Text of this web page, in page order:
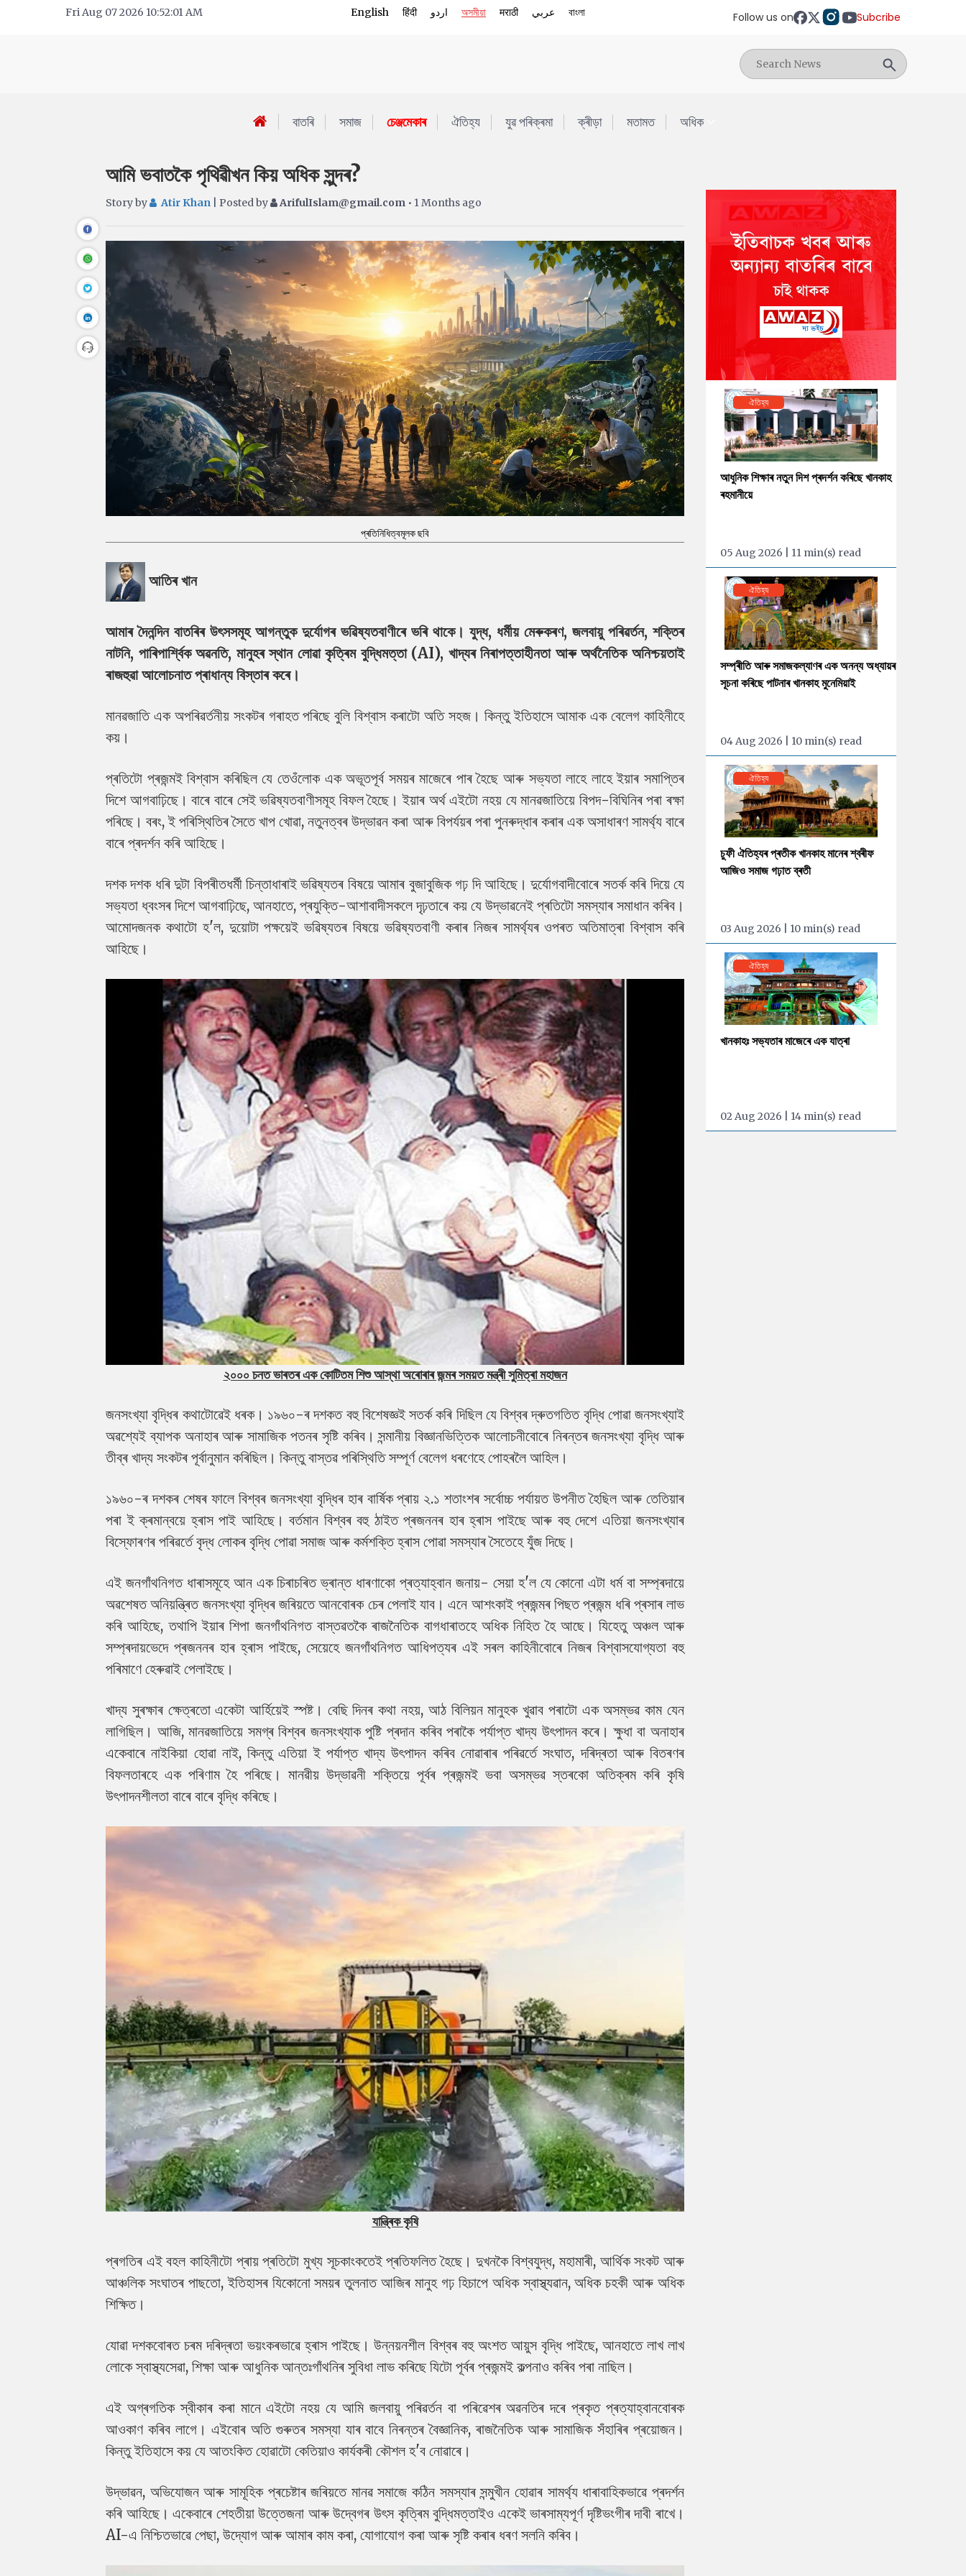
Fri Aug 07 2026 10:52:01 AM English हिंदी اردو অসমীয়া मराठी عربي বাংলা Follow us on Subcribe
বাতৰি সমাজ চেঞ্জমেকাৰ ঐতিহ্য যুৱ পৰিক্ৰমা ক্ৰীড়া মতামত অধিক
আমি ভবাতকৈ পৃথিৱীখন কিয় অধিক সুন্দৰ?
Story by Atir Khan | Posted by ArifulIslam@gmail.com • 1 Months ago
প্ৰতিনিধিত্বমূলক ছবি
আতিৰ খান
আমাৰ দৈনন্দিন বাতৰিৰ উৎসসমূহ আগন্তুক দুৰ্যোগৰ ভৱিষ্যতবাণীৰে ভৰি থাকে। যুদ্ধ, ধৰ্মীয় মেৰুকৰণ, জলবায়ু পৰিৱৰ্তন, শক্তিৰ
নাটনি, পাৰিপাৰ্শ্বিক অৱনতি, মানুহৰ স্থান লোৱা কৃত্ৰিম বুদ্ধিমত্তা (AI), খাদ্যৰ নিৰাপত্তাহীনতা আৰু অৰ্থনৈতিক অনিশ্চয়তাই
ৰাজহুৱা আলোচনাত প্ৰাধান্য বিস্তাৰ কৰে।
মানৱজাতি এক অপৰিৱৰ্তনীয় সংকটৰ গৰাহত পৰিছে বুলি বিশ্বাস কৰাটো অতি সহজ। কিন্তু ইতিহাসে আমাক এক বেলেগ কাহিনীহে
কয়।
প্ৰতিটো প্ৰজন্মই বিশ্বাস কৰিছিল যে তেওঁলোক এক অভূতপূৰ্ব সময়ৰ মাজেৰে পাৰ হৈছে আৰু সভ্যতা লাহে লাহে ইয়াৰ সমাপ্তিৰ
দিশে আগবাঢ়িছে। বাৰে বাৰে সেই ভৱিষ্যতবাণীসমূহ বিফল হৈছে। ইয়াৰ অৰ্থ এইটো নহয় যে মানৱজাতিয়ে বিপদ-বিঘিনিৰ পৰা ৰক্ষা
পৰিছে। বৰং, ই পৰিস্থিতিৰ সৈতে খাপ খোৱা, নতুনত্বৰ উদ্ভাৱন কৰা আৰু বিপৰ্যয়ৰ পৰা পুনৰুদ্ধাৰ কৰাৰ এক অসাধাৰণ সামৰ্থ্য বাৰে
বাৰে প্ৰদৰ্শন কৰি আহিছে।
দশক দশক ধৰি দুটা বিপৰীতধৰ্মী চিন্তাধাৰাই ভৱিষ্যতৰ বিষয়ে আমাৰ বুজাবুজিক গঢ় দি আহিছে। দুৰ্যোগবাদীবোৰে সতৰ্ক কৰি দিয়ে যে
সভ্যতা ধ্বংসৰ দিশে আগবাঢ়িছে, আনহাতে, প্ৰযুক্তি-আশাবাদীসকলে দৃঢ়তাৰে কয় যে উদ্ভাৱনেই প্ৰতিটো সমস্যাৰ সমাধান কৰিব।
আমোদজনক কথাটো হ'ল, দুয়োটা পক্ষয়েই ভৱিষ্যতৰ বিষয়ে ভৱিষ্যতবাণী কৰাৰ নিজৰ সামৰ্থ্যৰ ওপৰত অতিমাত্ৰা বিশ্বাস কৰি
আহিছে।
২০০০ চনত ভাৰতৰ এক কোটিতম শিশু আস্থা অৰোৰাৰ জন্মৰ সময়ত মন্ত্ৰী সুমিত্ৰা মহাজন
জনসংখ্যা বৃদ্ধিৰ কথাটোৱেই ধৰক। ১৯৬০-ৰ দশকত বহু বিশেষজ্ঞই সতৰ্ক কৰি দিছিল যে বিশ্বৰ দ্ৰুতগতিত বৃদ্ধি পোৱা জনসংখ্যাই
অৱশ্যেই ব্যাপক অনাহাৰ আৰু সামাজিক পতনৰ সৃষ্টি কৰিব। সন্মানীয় বিজ্ঞানভিত্তিক আলোচনীবোৰে নিৰন্তৰ জনসংখ্যা বৃদ্ধি আৰু
তীব্ৰ খাদ্য সংকটৰ পূৰ্বানুমান কৰিছিল। কিন্তু বাস্তৱ পৰিস্থিতি সম্পূৰ্ণ বেলেগ ধৰণেহে পোহৰলৈ আহিল।
১৯৬০-ৰ দশকৰ শেষৰ ফালে বিশ্বৰ জনসংখ্যা বৃদ্ধিৰ হাৰ বাৰ্ষিক প্ৰায় ২.১ শতাংশৰ সৰ্বোচ্চ পৰ্যায়ত উপনীত হৈছিল আৰু তেতিয়াৰ
পৰা ই ক্ৰমান্বয়ে হ্ৰাস পাই আহিছে। বৰ্তমান বিশ্বৰ বহু ঠাইত প্ৰজননৰ হাৰ হ্ৰাস পাইছে আৰু বহু দেশে এতিয়া জনসংখ্যাৰ
বিস্ফোৰণৰ পৰিৱৰ্তে বৃদ্ধ লোকৰ বৃদ্ধি পোৱা সমাজ আৰু কৰ্মশক্তি হ্ৰাস পোৱা সমস্যাৰ সৈতেহে যুঁজ দিছে।
এই জনগাঁথনিগত ধাৰাসমূহে আন এক চিৰাচৰিত ভ্ৰান্ত ধাৰণাকো প্ৰত্যাহ্বান জনায়- সেয়া হ'ল যে কোনো এটা ধৰ্ম বা সম্প্ৰদায়ে
অৱশেষত অনিয়ন্ত্ৰিত জনসংখ্যা বৃদ্ধিৰ জৰিয়তে আনবোৰক চেৰ পেলাই যাব। এনে আশংকাই প্ৰজন্মৰ পিছত প্ৰজন্ম ধৰি প্ৰসাৰ লাভ
কৰি আহিছে, তথাপি ইয়াৰ শিপা জনগাঁথনিগত বাস্তৱতকৈ ৰাজনৈতিক বাগধাৰাতহে অধিক নিহিত হৈ আছে। যিহেতু অঞ্চল আৰু
সম্প্ৰদায়ভেদে প্ৰজননৰ হাৰ হ্ৰাস পাইছে, সেয়েহে জনগাঁথনিগত আধিপত্যৰ এই সৰল কাহিনীবোৰে নিজৰ বিশ্বাসযোগ্যতা বহু
পৰিমাণে হেৰুৱাই পেলাইছে।
খাদ্য সুৰক্ষাৰ ক্ষেত্ৰতো একেটা আৰ্হিয়েই স্পষ্ট। বেছি দিনৰ কথা নহয়, আঠ বিলিয়ন মানুহক খুৱাব পৰাটো এক অসম্ভৱ কাম যেন
লাগিছিল। আজি, মানৱজাতিয়ে সমগ্ৰ বিশ্বৰ জনসংখ্যাক পুষ্টি প্ৰদান কৰিব পৰাকৈ পৰ্যাপ্ত খাদ্য উৎপাদন কৰে। ক্ষুধা বা অনাহাৰ
একেবাৰে নাইকিয়া হোৱা নাই, কিন্তু এতিয়া ই পৰ্যাপ্ত খাদ্য উৎপাদন কৰিব নোৱাৰাৰ পৰিৱৰ্তে সংঘাত, দৰিদ্ৰতা আৰু বিতৰণৰ
বিফলতাৰহে এক পৰিণাম হৈ পৰিছে। মানৱীয় উদ্ভাৱনী শক্তিয়ে পূৰ্বৰ প্ৰজন্মই ভবা অসম্ভৱ স্তৰকো অতিক্ৰম কৰি কৃষি
উৎপাদনশীলতা বাৰে বাৰে বৃদ্ধি কৰিছে।
যান্ত্ৰিক কৃষি
প্ৰগতিৰ এই বহল কাহিনীটো প্ৰায় প্ৰতিটো মুখ্য সূচকাংকতেই প্ৰতিফলিত হৈছে। দুখনকৈ বিশ্বযুদ্ধ, মহামাৰী, আৰ্থিক সংকট আৰু
আঞ্চলিক সংঘাতৰ পাছতো, ইতিহাসৰ যিকোনো সময়ৰ তুলনাত আজিৰ মানুহ গঢ় হিচাপে অধিক স্বাস্থ্যৱান, অধিক চহকী আৰু অধিক
শিক্ষিত।
যোৱা দশকবোৰত চৰম দৰিদ্ৰতা ভয়ংকৰভাৱে হ্ৰাস পাইছে। উন্নয়নশীল বিশ্বৰ বহু অংশত আয়ুস বৃদ্ধি পাইছে, আনহাতে লাখ লাখ
লোকে স্বাস্থ্যসেৱা, শিক্ষা আৰু আধুনিক আন্তঃগাঁথনিৰ সুবিধা লাভ কৰিছে যিটো পূৰ্বৰ প্ৰজন্মই কল্পনাও কৰিব পৰা নাছিল।
এই অগ্ৰগতিক স্বীকাৰ কৰা মানে এইটো নহয় যে আমি জলবায়ু পৰিৱৰ্তন বা পৰিৱেশৰ অৱনতিৰ দৰে প্ৰকৃত প্ৰত্যাহ্বানবোৰক
আওকাণ কৰিব লাগে। এইবোৰ অতি গুৰুতৰ সমস্যা যাৰ বাবে নিৰন্তৰ বৈজ্ঞানিক, ৰাজনৈতিক আৰু সামাজিক সঁহাৰিৰ প্ৰয়োজন।
কিন্তু ইতিহাসে কয় যে আতংকিত হোৱাটো কেতিয়াও কাৰ্যকৰী কৌশল হ'ব নোৱাৰে।
উদ্ভাৱন, অভিযোজন আৰু সামূহিক প্ৰচেষ্টাৰ জৰিয়তে মানৱ সমাজে কঠিন সমস্যাৰ সন্মুখীন হোৱাৰ সামৰ্থ্য ধাৰাবাহিকভাৱে প্ৰদৰ্শন
কৰি আহিছে। একেবাৰে শেহতীয়া উত্তেজনা আৰু উদ্বেগৰ উৎস কৃত্ৰিম বুদ্ধিমত্তাইও একেই ভাৰসাম্যপূৰ্ণ দৃষ্টিভংগীৰ দাবী ৰাখে।
AI-এ নিশ্চিতভাৱে পেছা, উদ্যোগ আৰু আমাৰ কাম কৰা, যোগাযোগ কৰা আৰু সৃষ্টি কৰাৰ ধৰণ সলনি কৰিব।
ঐতিহ্য
আধুনিক শিক্ষাৰ নতুন দিশ প্ৰদৰ্শন কৰিছে খানকাহ
ৰহমানীয়ে
05 Aug 2026 | 11 min(s) read
ঐতিহ্য
সম্প্ৰীতি আৰু সমাজকল্যাণৰ এক অনন্য অধ্যায়ৰ
সূচনা কৰিছে পাটনাৰ খানকাহ মুনেমিয়াই
04 Aug 2026 | 10 min(s) read
ঐতিহ্য
চুফী ঐতিহ্যৰ প্ৰতীক খানকাহ মানেৰ শ্বৰীফ
আজিও সমাজ গঢ়াত ব্ৰতী
03 Aug 2026 | 10 min(s) read
ঐতিহ্য
খানকাহঃ সভ্যতাৰ মাজেৰে এক যাত্ৰা
02 Aug 2026 | 14 min(s) read